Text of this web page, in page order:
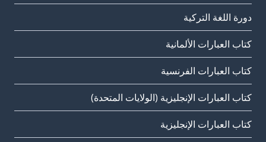
دورة اللغة التركية
كتاب العبارات الألمانية
كتاب العبارات الفرنسية
كتاب العبارات الإنجليزية (الولايات المتحدة)
كتاب العبارات الإنجليزية